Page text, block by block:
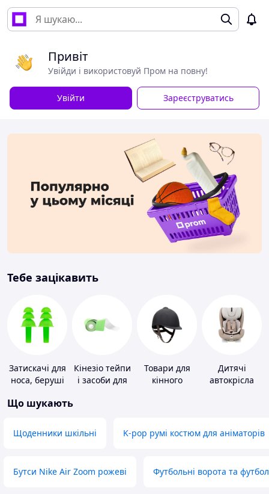
Привіт
Увійди і використовуй Пром на повну!
Увійти Зареєструватись
Тебе зацікавить
Затискачі для
носа, беруші
Кінезіо тейпи
і засоби для
Товари для
кінного
Дитячі
автокрісла
Що шукають
Щоденники шкільні K-pop румі костюм для аніматорів
Бутси Nike Air Zoom рожеві Футбольні ворота та